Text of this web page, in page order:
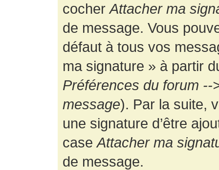
cocherAttacher ma
de message. Vous
défaut à tous vos
ma signature » à partir
Préférences du forum
message). Par la suite,
une signature d’être
caseAttacher ma
de message.